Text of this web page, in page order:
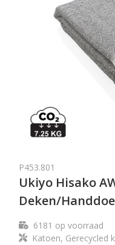
P453.801
Ukiyo Hisako
Deken/
6181 op voorraad
Katoen, Gerecycled